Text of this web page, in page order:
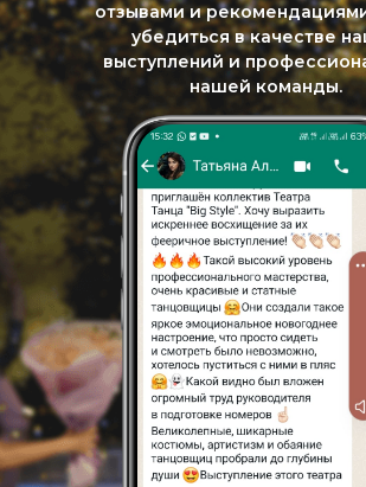
отзывами и
убедиться в качестве
выступлений и
нашей команды.